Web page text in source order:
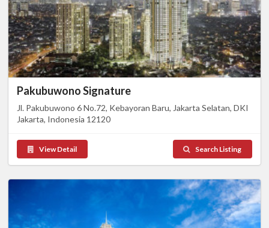
Pakubuwono Signature
Jl. Pakubuwono 6 No.72, Kebayoran Baru, Jakarta Selatan, DKI
Jakarta, Indonesia 12120
View Detail Search Listing